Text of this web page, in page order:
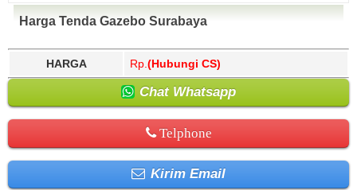
Harga Tenda Gazebo Surabaya
HARGA Rp. (Hubungi CS)
Chat Whatsapp
Telphone
Kirim Email